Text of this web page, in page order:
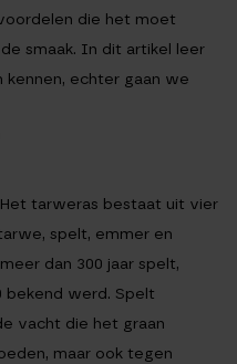
die het moet
smaak. In dit artikel leer
echter gaan we
tarweras bestaat uit vier
spelt, emmer en
dan 300 jaar spelt,
bekend werd. Spelt
vacht die het graan
maar ook tegen